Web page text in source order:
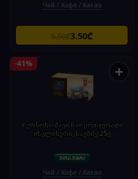
Чай / Кофе / Какао
5.90₾3.50₾
-41% +
თურსონი-შავი ჩაი ერთჯერადი
ინგლისური, საუზმე 25ც
Чай / Кофе / Какао